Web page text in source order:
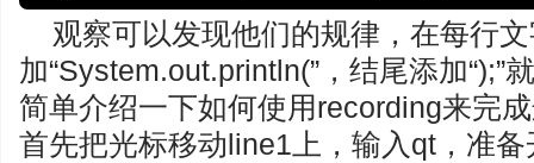
观察可以发现他们的规律，在每行
加“System.out.println(”，结尾添加“);”
简单介绍一下如何使用recording来完
首先把光标移动line1上，输入qt，准